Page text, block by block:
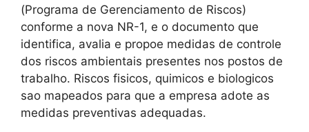
(Programa de Gerenciamento de Riscos)
conforme a nova NR-1, e o documento que
identifica, avalia e propoe medidas de controle
dos riscos ambientais presentes nos postos de
trabalho. Riscos fisicos, quimicos e biologicos
sao mapeados para que a empresa adote as
medidas preventivas adequadas.